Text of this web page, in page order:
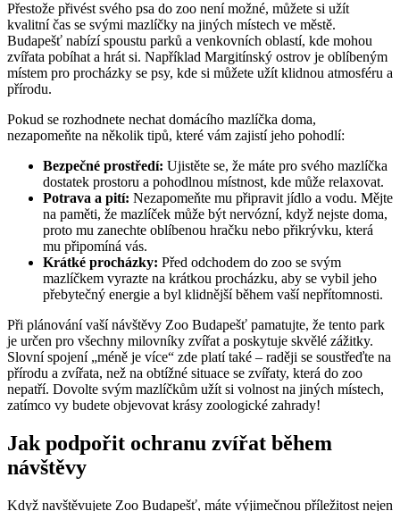
Přestože přivést svého psa do zoo není možné, můžete si užít
kvalitní čas se svými mazlíčky na jiných místech ve městě.
Budapešť nabízí spoustu parků a venkovních oblastí, kde mohou
zvířata pobíhat a hrát si. Například Margitínský ostrov je oblíbeným
místem pro procházky se psy, kde si můžete užít klidnou atmosféru a
přírodu.
Pokud se rozhodnete nechat domácího mazlíčka doma,
nezapomeňte na několik tipů, které vám zajistí jeho pohodlí:
Bezpečné prostředí: Ujistěte se, že máte pro svého mazlíčka
dostatek prostoru a pohodlnou místnost, kde může relaxovat.
Potrava a pití: Nezapomeňte mu připravit jídlo a vodu. Mějte
na paměti, že mazlíček může být nervózní, když nejste doma,
proto mu zanechte oblíbenou hračku nebo přikrývku, která
mu připomíná vás.
Krátké procházky: Před odchodem do zoo se svým
mazlíčkem vyrazte na krátkou procházku, aby se vybil jeho
přebytečný energie a byl klidnější během vaší nepřítomnosti.
Při plánování vaší návštěvy Zoo Budapešť pamatujte, že tento park
je určen pro všechny milovníky zvířat a poskytuje skvělé zážitky.
Slovní spojení „méně je více“ zde platí také – raději se soustřeďte na
přírodu a zvířata, než na obtížné situace se zvířaty, která do zoo
nepatří. Dovolte svým mazlíčkům užít si volnost na jiných místech,
zatímco vy budete objevovat krásy zoologické zahrady!
Jak podpořit ochranu zvířat během
návštěvy
Když navštěvujete Zoo Budapešť, máte výjimečnou příležitost nejen